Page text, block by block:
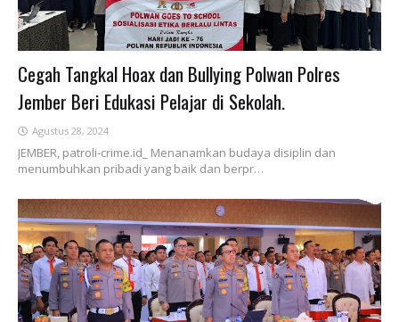
Cegah Tangkal Hoax dan Bullying Polwan Polres
Jember Beri Edukasi Pelajar di Sekolah.
Agustus 28, 2024
JEMBER, patroli-crime.id_ Menanamkan budaya disiplin dan
menumbuhkan pribadi yang baik dan berpr…